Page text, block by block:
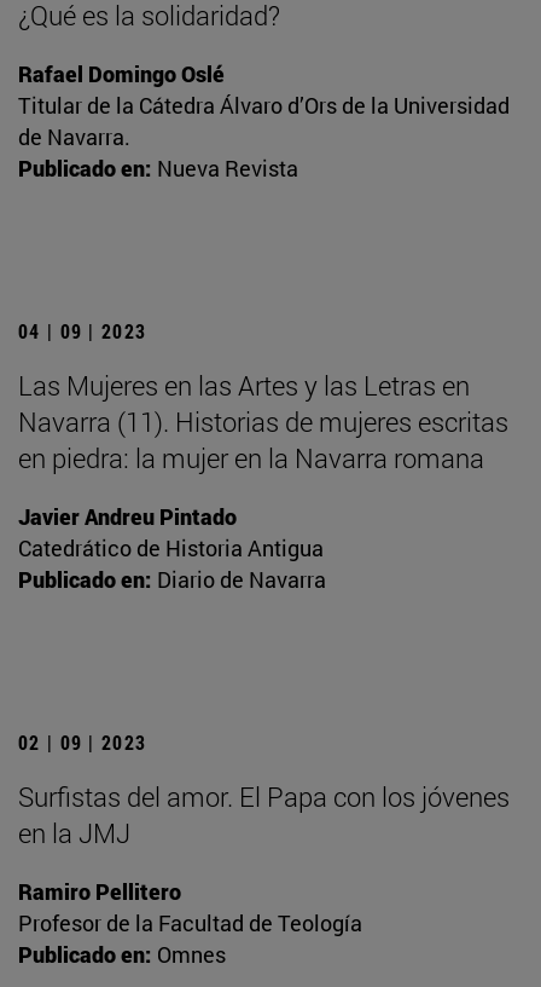
¿Qué es la solidaridad?
Rafael Domingo Oslé
Titular de la Cátedra Álvaro d’Ors de la Universidad
de Navarra.
Publicado en: Nueva Revista
04 | 09 | 2023
Las Mujeres en las Artes y las Letras en
Navarra (11). Historias de mujeres escritas
en piedra: la mujer en la Navarra romana
Javier Andreu Pintado
Catedrático de Historia Antigua
Publicado en: Diario de Navarra
02 | 09 | 2023
Surfistas del amor. El Papa con los jóvenes
en la JMJ
Ramiro Pellitero
Profesor de la Facultad de Teología
Publicado en: Omnes